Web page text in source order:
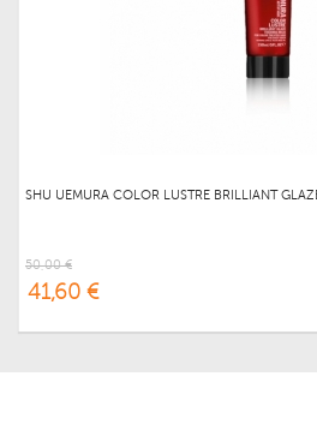
SHU UEMURA COLOR LUSTRE BRILLIANT
50,00 €
41,60 €